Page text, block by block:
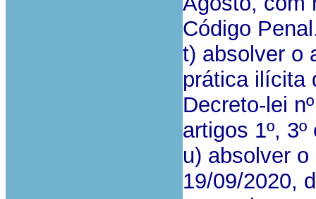
Código
t) absolver o
prática ilícita
Decreto-lei
artigos 1º,
u) absolver
19/09/2020,